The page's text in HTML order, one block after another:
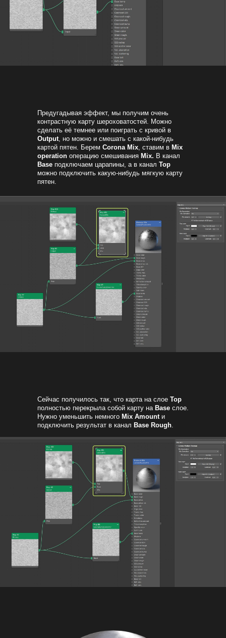
Предугадывая эффект, мы получим очень
контрастную карту шероховатостей. Можно
сделать её темнее или поиграть с кривой в
Output, но можно и смешать с какой-нибудь
картой пятен. Берем Corona Mix, ставим в Mix
operation операцию смешивания Mix. В канал
Base подключаем царапины, а в канал Top
можно подключить какую-нибудь мягкую карту
пятен.
Сейчас получилось так, что карта на слое Top
полностью перекрыла собой карту на Base слое.
Нужно уменьшить немного Mix Amountи
подключить результат в канал Base Rough.